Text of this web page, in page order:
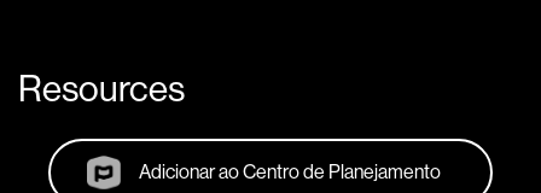
Resources
Adicionar ao Centro de Planejamento